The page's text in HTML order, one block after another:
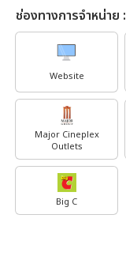
ช่องทางการจำหน่าย :
Website
Major Cineplex
Outlets
Big C